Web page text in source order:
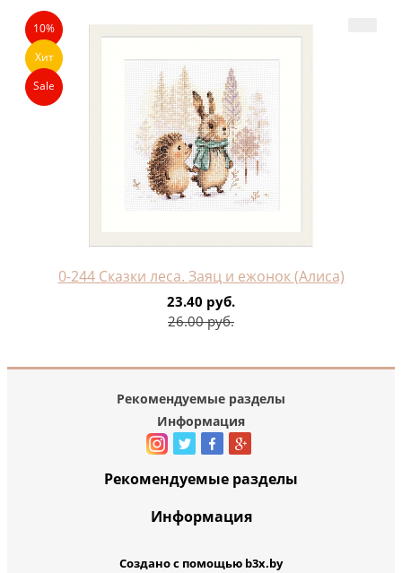
10%
Хит
Sale
0-244 Сказки леса. Заяц и ежонок (Алиса)
23.40 руб.
26.00 руб.
Рекомендуемые разделы
Информация
Рекомендуемые разделы
Информация
Создано с помощью b3x.by